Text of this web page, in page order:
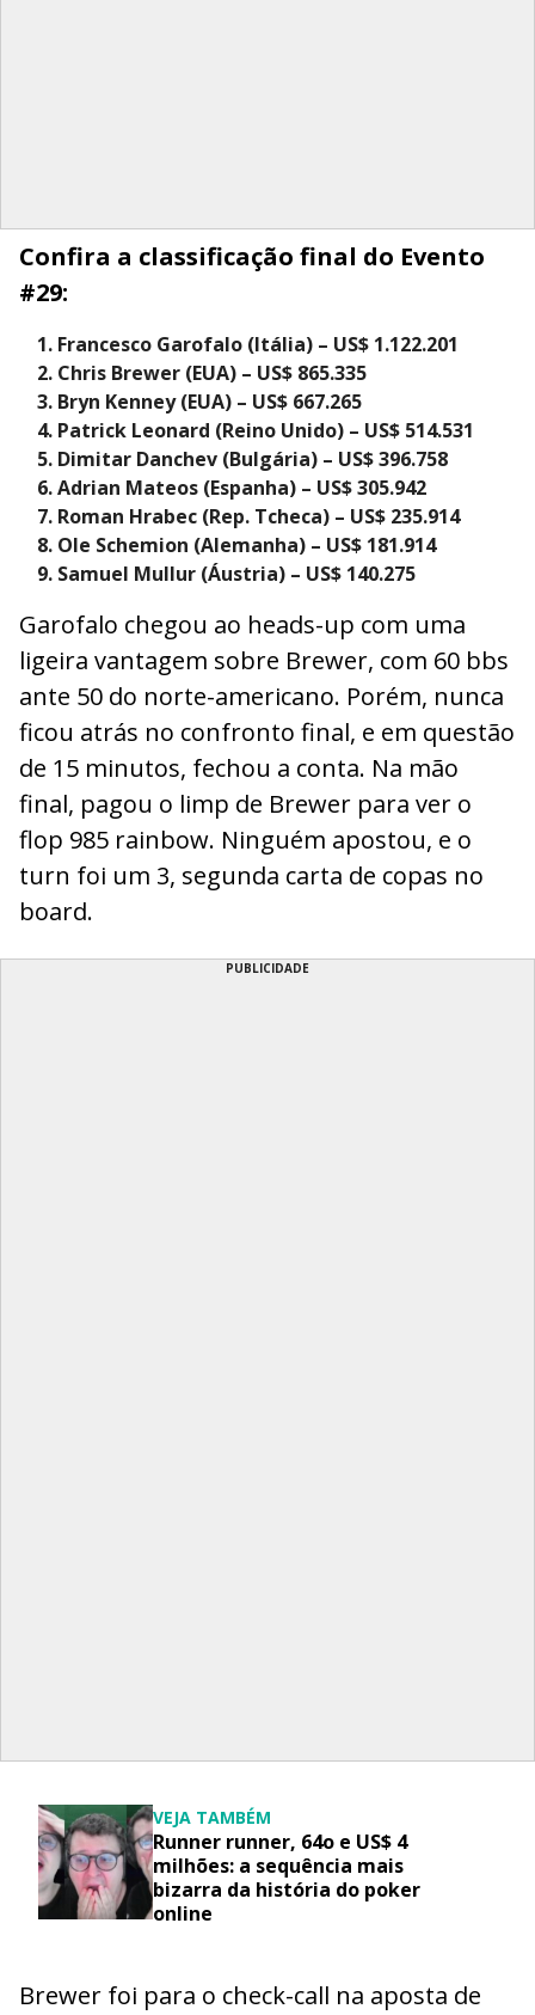
Confira a classificação final do Evento
#29:
Francesco Garofalo (Itália) – US$ 1.122.201
Chris Brewer (EUA) – US$ 865.335
Bryn Kenney (EUA) – US$ 667.265
Patrick Leonard (Reino Unido) – US$ 514.531
Dimitar Danchev (Bulgária) – US$ 396.758
Adrian Mateos (Espanha) – US$ 305.942
Roman Hrabec (Rep. Tcheca) – US$ 235.914
Ole Schemion (Alemanha) – US$ 181.914
Samuel Mullur (Áustria) – US$ 140.275
Garofalo chegou ao heads-up com uma
ligeira vantagem sobre Brewer, com 60 bbs
ante 50 do norte-americano. Porém, nunca
ficou atrás no confronto final, e em questão
de 15 minutos, fechou a conta. Na mão
final, pagou o limp de Brewer para ver o
flop 985 rainbow. Ninguém apostou, e o
turn foi um 3, segunda carta de copas no
board.
PUBLICIDADE
VEJA TAMBÉM
Runner runner, 64o e US$ 4
milhões: a sequência mais
bizarra da história do poker
online
Brewer foi para o check-call na aposta de